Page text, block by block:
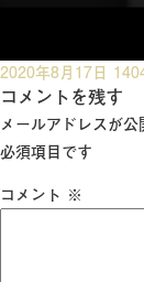
投
稿
日:
2020年8月17日 フ
ル
サ
コメントを残す
メールアドレスが公
必須項目です
コメント ※